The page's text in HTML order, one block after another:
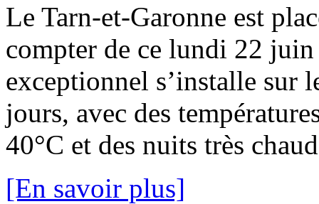
Le Tarn-et-Garonne est
compter de ce lundi 22
exceptionnel s’installe sur
jours, avec des
40°C et des nuits très
[En savoir plus]